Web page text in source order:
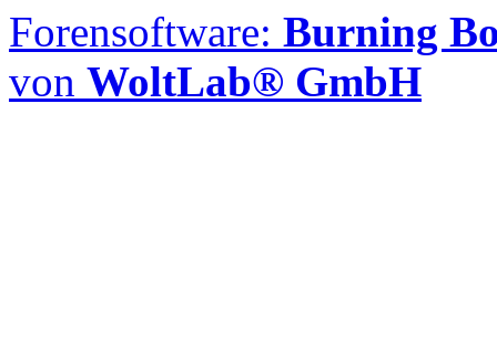
Forensoftware: Burning
von WoltLab® GmbH